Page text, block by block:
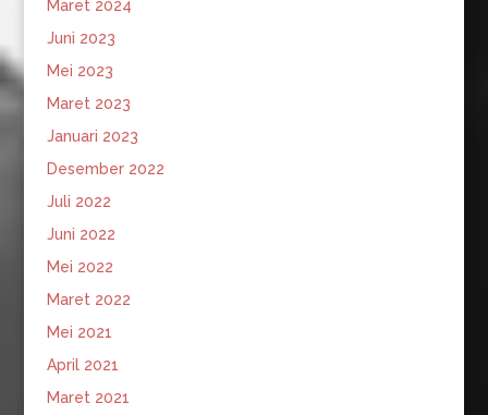
Maret 2024
Juni 2023
Mei 2023
Maret 2023
Januari 2023
Desember 2022
Juli 2022
Juni 2022
Mei 2022
Maret 2022
Mei 2021
April 2021
Maret 2021